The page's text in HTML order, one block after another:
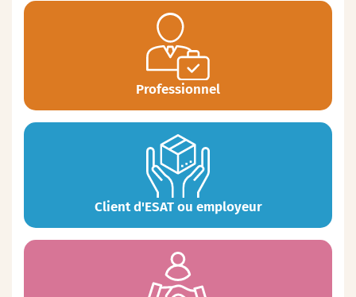
Professionnel
Client d'ESAT ou employeur